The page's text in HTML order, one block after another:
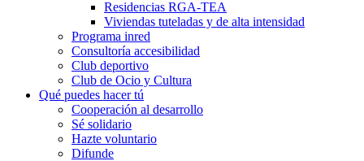
Residencias RGA-TEA
Viviendas tuteladas y de alta intensidad
Programa inred
Consultoría accesibilidad
Club deportivo
Club de Ocio y Cultura
Qué puedes hacer tú
Cooperación al desarrollo
Sé solidario
Hazte voluntario
Difunde